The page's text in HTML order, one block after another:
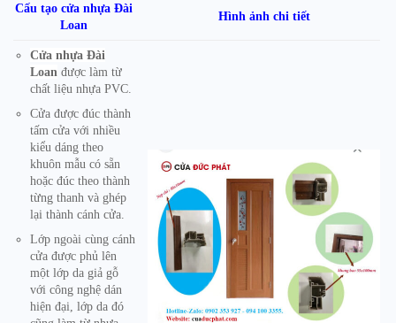
Cấu tạo cửa nhựa Đài
Loan
Hình ảnh chi tiết
Cửa nhựa Đài
Loanđược làm từ
chất liệu nhựa PVC.
Cửa được đúc thành
tấm cửa với nhiều
kiểu dáng theo
khuôn mẫu có sẵn
hoặc đúc theo thành
từng thanh và ghép
lại thành cánh cửa.
Lớp ngoài cùng cánh
cửa được phủ lên
một lớp da giả gỗ
với công nghệ dán
hiện đại, lớp da đó